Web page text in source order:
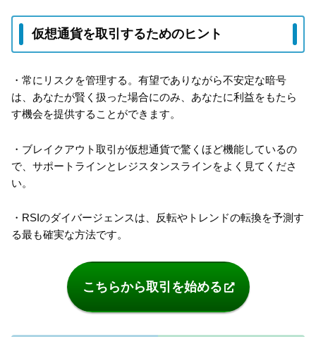
仮想通貨を取引するためのヒント
・常にリスクを管理する。有望でありながら不安定な暗号
は、あなたが賢く扱った場合にのみ、あなたに利益をもたら
す機会を提供することができます。
・ブレイクアウト取引が仮想通貨で驚くほど機能しているの
で、サポートラインとレジスタンスラインをよく見てくださ
い。
・RSIのダイバージェンスは、反転やトレンドの転換を予測す
る最も確実な方法です。
こちらから取引を始める